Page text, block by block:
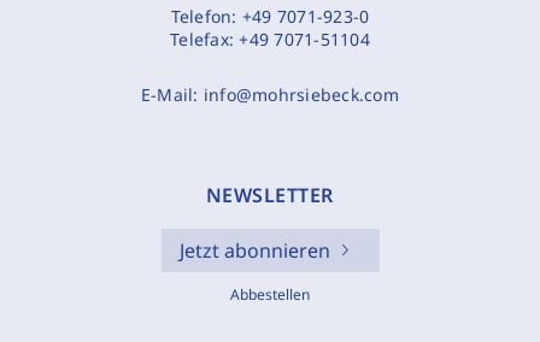
Telefon: +49 7071-923-0
Telefax:+49 7071-51104
E-Mail: info@mohrsiebeck.com
NEWSLETTER
Jetzt abonnieren
Abbestellen